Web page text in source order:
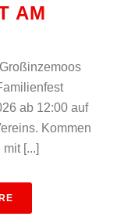
AM
ab 12:00 auf
Kommen
[...]